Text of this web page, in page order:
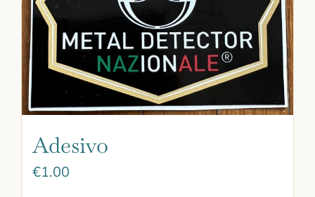
Adesivo
€1.00